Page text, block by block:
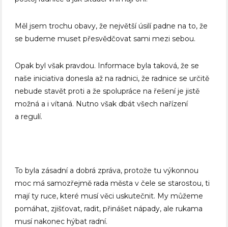
Měl jsem trochu obavy, že největší úsilí padne na to, že
se budeme muset přesvědčovat sami mezi sebou.
Opak byl však pravdou. Informace byla taková, že se
naše iniciativa donesla až na radnici, že radnice se určitě
nebude stavět proti a že spolupráce na řešení je jistě
možná a i vítaná. Nutno však dbát všech nařízení
a regulí.
To byla zásadní a dobrá zpráva, protože tu výkonnou
moc má samozřejmě rada města v čele se starostou, ti
mají ty ruce, které musí věci uskutečnit. My můžeme
pomáhat, zjišťovat, radit, přinášet nápady, ale rukama
musí nakonec hýbat radní.